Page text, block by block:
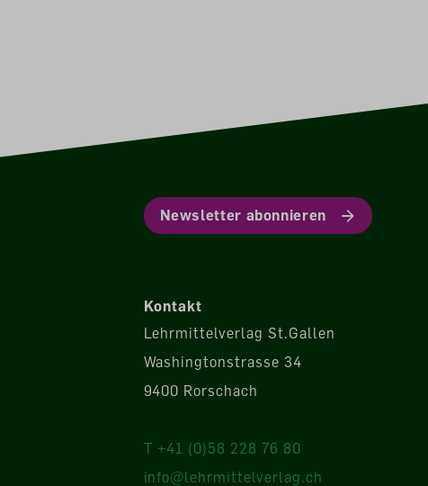
Newsletter abonnieren
Kontakt
Lehrmittelverlag St.Gallen
Washingtonstrasse 34
9400 Rorschach
T +41 (0)58 228 76 80
info@lehrmittelverlag.ch